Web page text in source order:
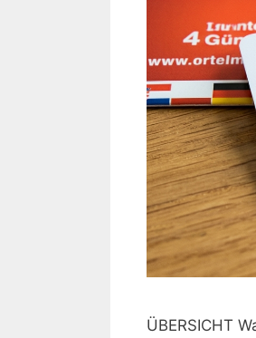
ÜBERSICHT